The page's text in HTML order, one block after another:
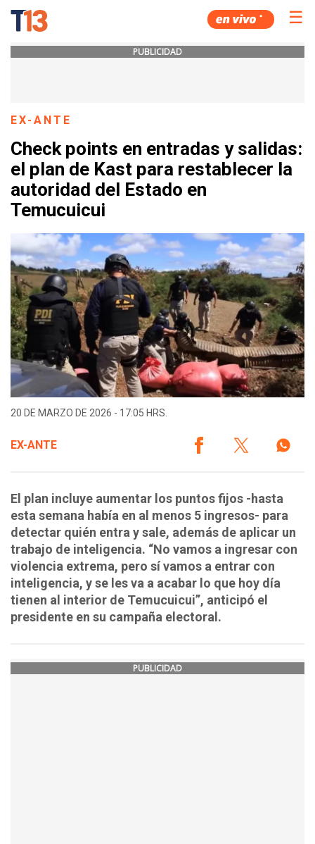
☰
PUBLICIDAD
EX-ANTE
Check points en entradas y salidas:
el plan de Kast para restablecer la
autoridad del Estado en
Temucuicui
20 DE MARZO DE 2026 - 17:05 HRS.
EX-ANTE
El plan incluye aumentar los puntos fijos -hasta
esta semana había en al menos 5 ingresos- para
detectar quién entra y sale, además de aplicar un
trabajo de inteligencia. “No vamos a ingresar con
violencia extrema, pero sí vamos a entrar con
inteligencia, y se les va a acabar lo que hoy día
tienen al interior de Temucuicui”, anticipó el
presidente en su campaña electoral.
PUBLICIDAD